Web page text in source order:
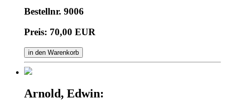
Bestellnr. 9006
Preis: 70,00 EUR
in den Warenkorb
Arnold, Edwin: